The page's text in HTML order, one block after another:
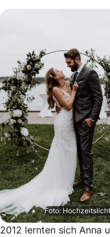
Foto:
2012 lernten sich Anna